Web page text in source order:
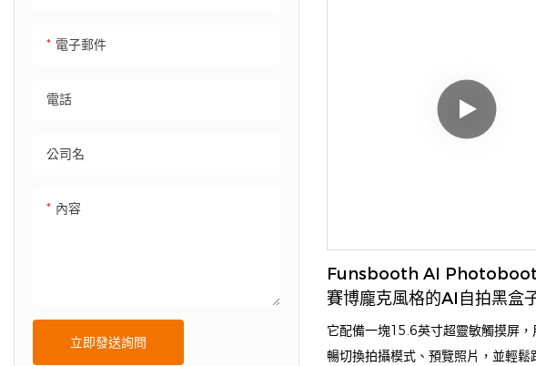
電子郵件
電話
公司名
內容
立即發送詢問
使用者帶來流暢愉悅的體驗，也為企
利潤。無論是用於娛樂、品牌推廣或
Funsbooth 都能將每個瞬間變成值
Funsbooth AI
賽博龐克風格的AI自拍黑盒
拍攝出未來感十足的高品質
它配備一塊15.6英寸超靈敏觸摸屏，
暢切換拍攝模式、預覽照片，並輕鬆